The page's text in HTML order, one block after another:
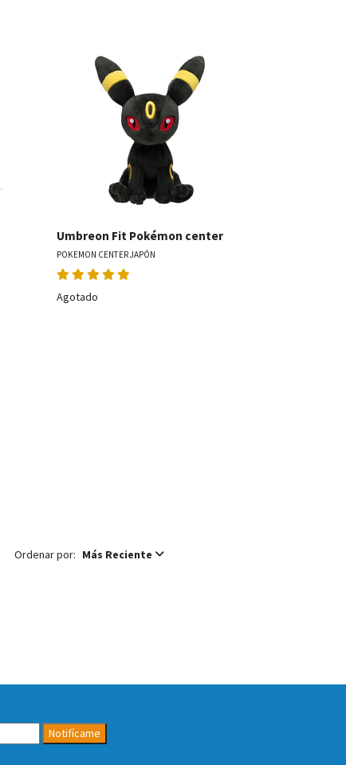
Ver detalles
Umbreon Fit Pokémon center
POKEMON CENTER JAPÓN
Agotado
Ordenar por: Más Reciente
Notifícame